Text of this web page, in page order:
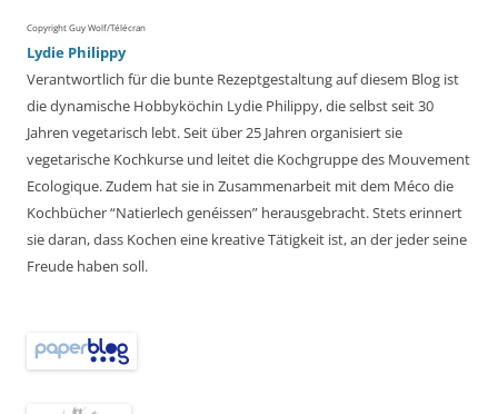
Copyright Guy Wolf/Télécran
Lydie Philippy
Verantwortlich für die bunte Rezeptgestaltung auf diesem Blog ist
die dynamische Hobbyköchin Lydie Philippy, die selbst seit 30
Jahren vegetarisch lebt. Seit über 25 Jahren organisiert sie
vegetarische Kochkurse und leitet die Kochgruppe des Mouvement
Ecologique. Zudem hat sie in Zusammenarbeit mit dem Méco die
Kochbücher “Natierlech genéissen” herausgebracht. Stets erinnert
sie daran, dass Kochen eine kreative Tätigkeit ist, an der jeder seine
Freude haben soll.